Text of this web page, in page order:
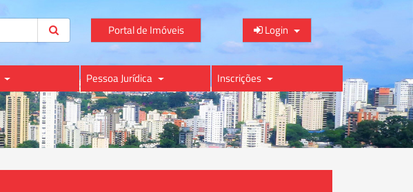
Portal de Imóveis Login
Pessoa Jurídica Inscrições